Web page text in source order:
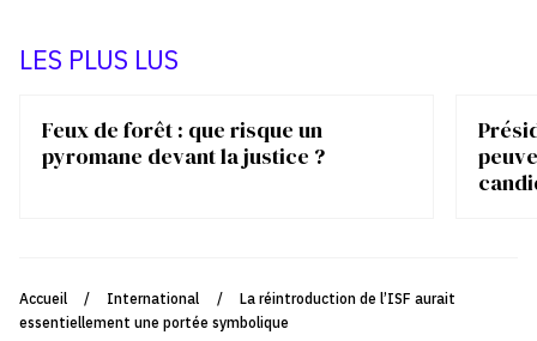
LES PLUS LUS
Feux de forêt : que risque un
pyromane devant la justice ?
Accueil / International /
La réintroduction de l’ISF aurait
essentiellement une portée symbolique